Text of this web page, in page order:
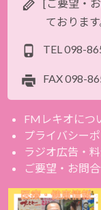
[ご要望・
ております
TEL 098-
FAX098-
FMレキオにつ
プライバシー
ラジオ広告・
ご要望・お問